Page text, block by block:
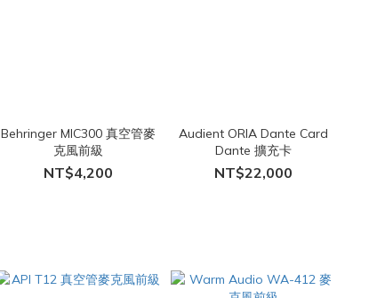
Behringer MIC300 真空管麥
克風前級
NT$4,200
Audient ORIA Dante Card
Dante 擴充卡
NT$22,000